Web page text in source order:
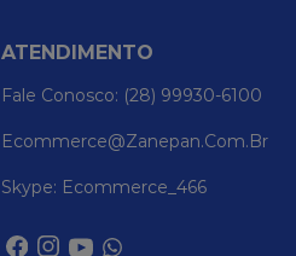
ATENDIMENTO
Fale Conosco: (28) 99930-6100
Ecommerce@zanepan.com.br
Skype: Ecommerce_466